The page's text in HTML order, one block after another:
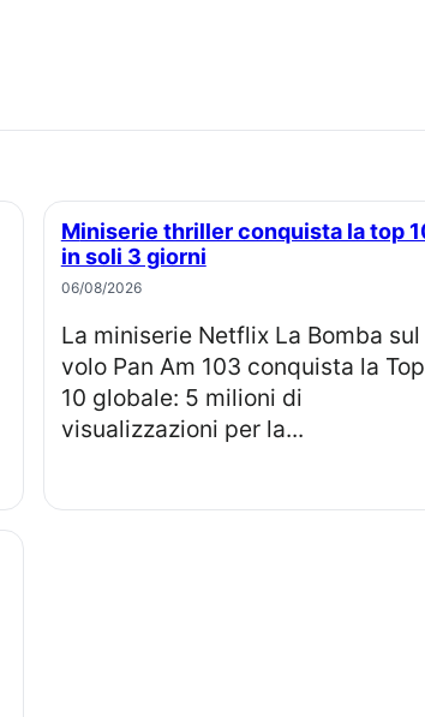
Miniserie thriller conquista la top 10
in soli 3 giorni
06/08/2026
La miniserie Netflix La Bomba sul
volo Pan Am 103 conquista la Top
10 globale: 5 milioni di
visualizzazioni per la...